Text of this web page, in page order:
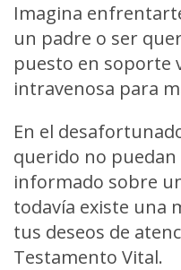
Imagina
un padre o ser
puesto en soporte
intravenosa para
En el
querido no
informado sobre
todavía existe una
tus deseos de
Testamento Vital.